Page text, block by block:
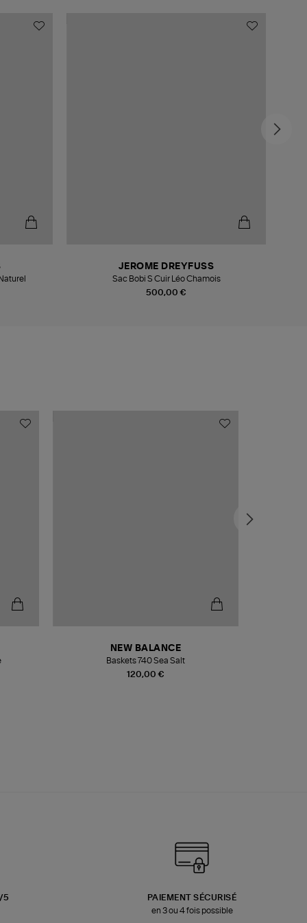
500,00 €
JEROME DREYFUSS
Sac Bobi S Cuir Léo Chamois
120,00 €
NEW BALANCE
Baskets 740 Sea Salt
5
PAIEMENT SÉCURISÉ
en 3 ou 4 fois possible